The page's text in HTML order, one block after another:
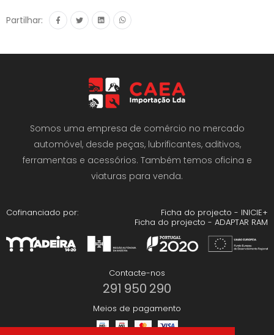
Partilhar:
Somos uma empresa de comércio no mercado
automóvel, desde peças, lubrificantes, aditivos,
ferramentas e acessórios. Também temos oficina e
viaturas para venda.
Cofinanciado por:
Ficha do projecto - INICIE+
Ficha do projecto - ADAPTAR RAM
Contacte-nos
291 950 290
Meios de pagamento